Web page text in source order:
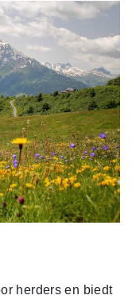
herders en biedt